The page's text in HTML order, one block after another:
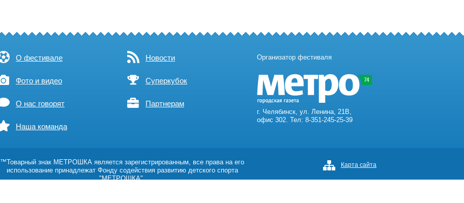
О фестивале Новости
Фото и видео Суперкубок
О нас говорят Партнерам
Наша команда
Организатор фестиваля
г. Челябинск, ул. Ленина, 21В,
офис 302. Тел: 8-351-245-25-39
™Товарный знак МЕТРОШКА является зарегистрированным, все права на его
использование принадлежат Фонду содействия развитию детского спорта
"МЕТРОШКА".
Карта сайта